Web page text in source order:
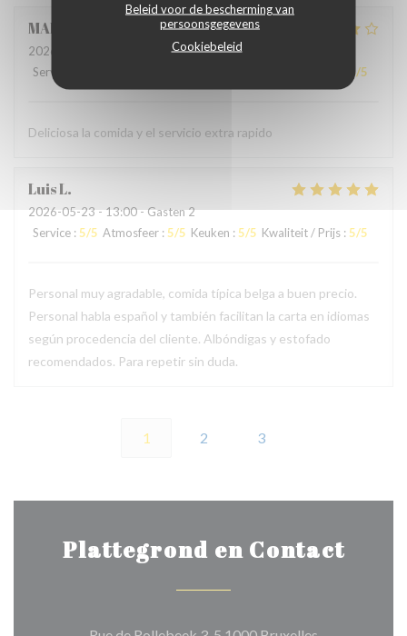
Beleid voor de bescherming van
persoonsgegevens
Cookiebeleid
MARCELA
2026-05-24
- 19:00 - Gasten 2
Service
4/5
Deliciosa la comida y el servicio extra rapido
LuisL
2026-05-23- 13:00 - Gasten 2
Service : 5/5 Atmosfeer : 5/5 Keuken : 5/5 Kwaliteit / Prijs : 5/5
Personal muy agradable, comida típica belga a buen precio.
Personal habla español y también facilitan la carta en idiomas
según procedencia del cliente. Albóndigas y estofado
recomendados. Para repetir sin duda.
1 2 3
Plattegrond en Contact